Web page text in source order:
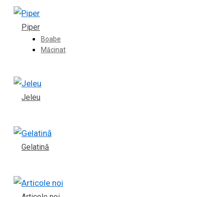
Piper
Boabe
Măcinat
Jeleu
Gelatină